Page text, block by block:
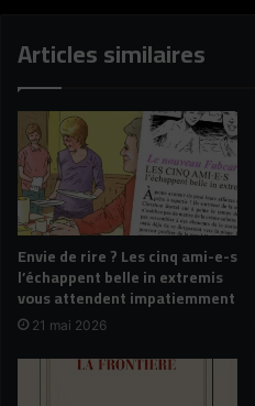
Articles similaires
Envie de rire ? Les cinq ami-e-s
l’échappent belle in extremis
vous attendent impatiemment
21 mai 2026